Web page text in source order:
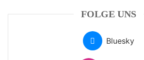
FOLGE UNS
Bluesky